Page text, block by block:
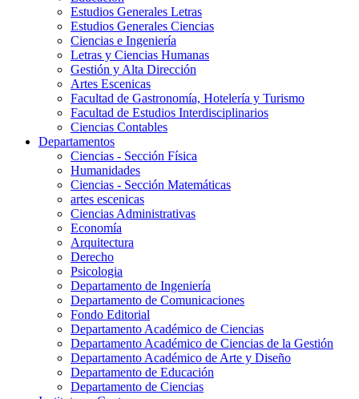
Estudios Generales Letras
Estudios Generales Ciencias
Ciencias e Ingeniería
Letras y Ciencias Humanas
Gestión y Alta Dirección
Artes Escenicas
Facultad de Gastronomía, Hotelería y Turismo
Facultad de Estudios Interdisciplinarios
Ciencias Contables
Departamentos
Ciencias - Sección Física
Humanidades
Ciencias - Sección Matemáticas
artes escenicas
Ciencias Administrativas
Economía
Arquitectura
Derecho
Psicologia
Departamento de Ingeniería
Departamento de Comunicaciones
Fondo Editorial
Departamento Académico de Ciencias
Departamento Académico de Ciencias de la Gestión
Departamento Académico de Arte y Diseño
Departamento de Educación
Departamento de Ciencias